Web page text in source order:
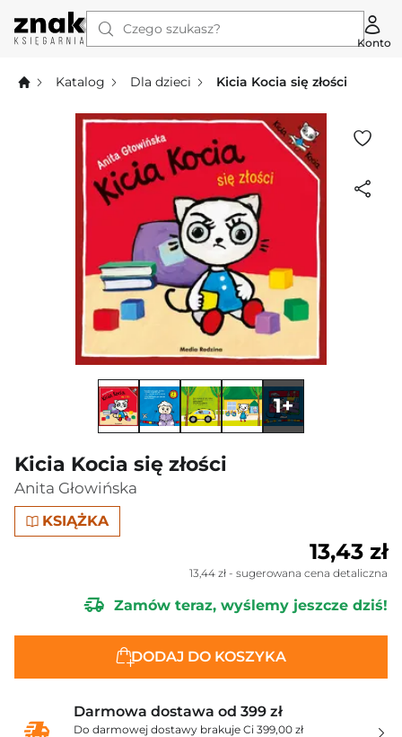
Czego szukasz?
Konto
Katalog Dla dzieci Kicia Kocia się złości
Kicia Kocia się złości
Anita Głowińska
KSIĄŻKA
1+
13,43 zł
13,44 zł - sugerowana cena detaliczna
Zamów teraz, wyślemy jeszcze dziś!
DODAJ DO KOSZYKA
Darmowa dostawa od 399 zł
Do darmowej dostawy brakuje Ci 399,00 zł